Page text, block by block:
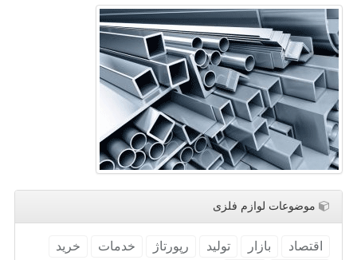
موضوعات لوازم فلزی
اقتصاد بازار تولید رپورتاژ خدمات خرید